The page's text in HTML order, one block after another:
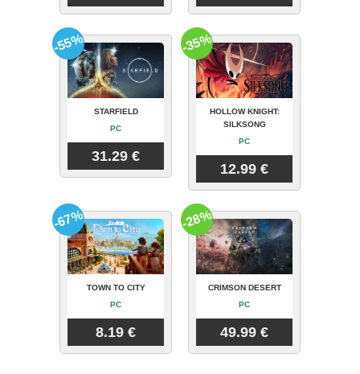
STARFIELD
PC
31.29 €
-55%
HOLLOW KNIGHT:
SILKSONG
PC
12.99 €
-35%
TOWN TO CITY
PC
8.19 €
-67%
CRIMSON DESERT
PC
49.99 €
-28%